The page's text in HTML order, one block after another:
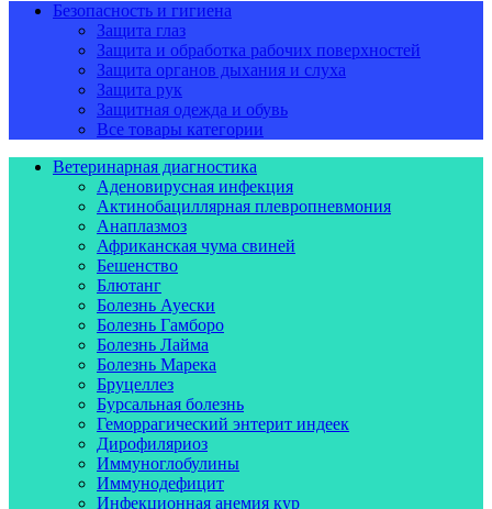
Безопасность и гигиена
Защита глаз
Защита и обработка рабочих поверхностей
Защита органов дыхания и слуха
Защита рук
Защитная одежда и обувь
Все товары категории
Ветеринарная диагностика
Аденовирусная инфекция
Актинобациллярная плевропневмония
Анаплазмоз
Африканская чума свиней
Бешенство
Блютанг
Болезнь Ауески
Болезнь Гамборо
Болезнь Лайма
Болезнь Марека
Бруцеллез
Бурсальная болезнь
Геморрагический энтерит индеек
Дирофиляриоз
Иммуноглобулины
Иммунодефицит
Инфекционная анемия кур